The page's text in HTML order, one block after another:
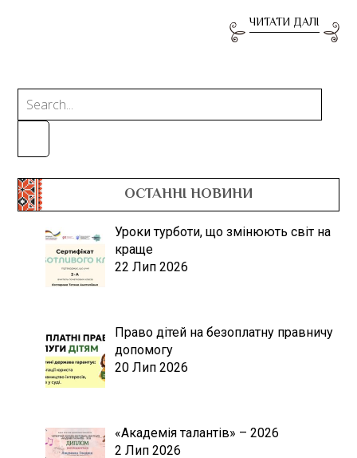
ЧИТАТИ ДАЛІ
ОСТАННІ НОВИНИ
Уроки турботи, що змінюють світ на
краще
22 Лип 2026
Право дітей на безоплатну правничу
допомогу
20 Лип 2026
«Академія талантів» – 2026
2 Лип 2026